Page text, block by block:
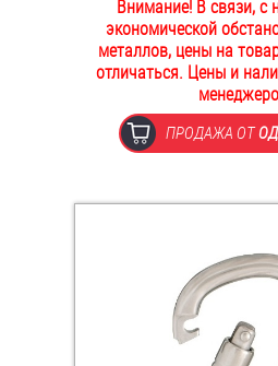
ОПЛАТА И ДОСТАВКА
НАШИ МАГАЗИНЫ
Втулки
Дюймовый крепёж
Заклепки (Гайки-
Внимание! В связи, с
экономической
металлов, цены на
отличаться. Цены и
ПРОДАЖА ОТ